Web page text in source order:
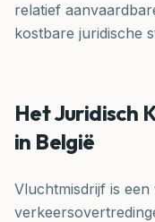
relatief
kostbare juridische
Het Juridisch
in België
Vluchtmisdrijf is een